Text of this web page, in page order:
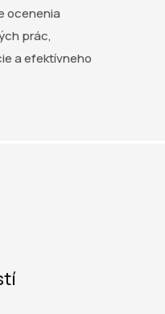
ocenenia
prác,
a efektívneho